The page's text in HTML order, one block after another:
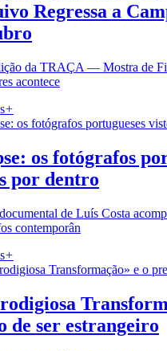
Regressa a
da TRAÇA — Mostra de
acontece
+
os fotógrafos
por dentro
de Luís Costa
contemporân
+
de ser estrangeiro